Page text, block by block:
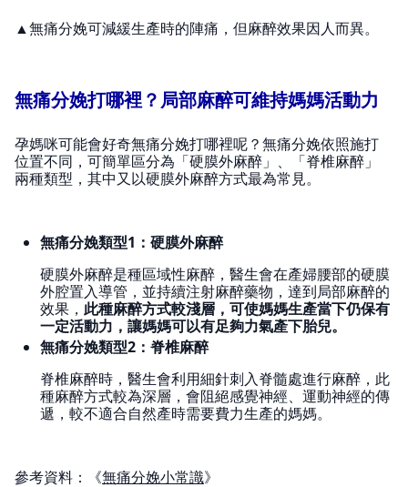
▲無痛分娩可減緩生產時的陣痛，但麻醉效果因人而異。
無痛分娩打哪裡？局部麻醉可維持媽媽活動力
孕媽咪可能會好奇無痛分娩打哪裡呢？無痛分娩依照施打
位置不同，可簡單區分為「硬膜外麻醉」、「脊椎麻醉」
兩種類型，其中又以硬膜外麻醉方式最為常見。
無痛分娩類型1：硬膜外麻醉
硬膜外麻醉是種區域性麻醉，醫生會在產婦腰部的硬膜
外腔置入導管，並持續注射麻醉藥物，達到局部麻醉的
效果， 此種麻醉方式較淺層，可使媽媽生產當下仍保有
一定活動力，讓媽媽可以有足夠力氣產下胎兒。
無痛分娩類型2：脊椎麻醉
脊椎麻醉時，醫生會利用細針刺入脊髓處進行麻醉，此
種麻醉方式較為深層，會阻絕感覺神經、運動神經的傳
遞，較不適合自然產時需要費力生產的媽媽。
參考資料：《無痛分娩小常識》